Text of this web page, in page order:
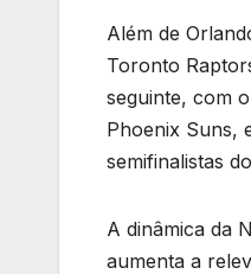
Além de
Toronto
seguinte, com
Phoenix Suns,
semifinalistas
A dinâmica da
aumenta a